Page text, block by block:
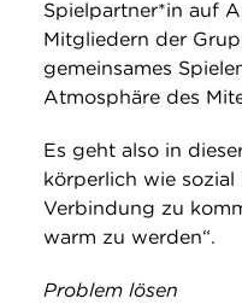
Spielpartner*in auf
Mitgliedern der
gemeinsames
Atmosphäre des
Es geht also in
körperlich wie
Verbindung zu
warm zu werden“.
Problem lösen